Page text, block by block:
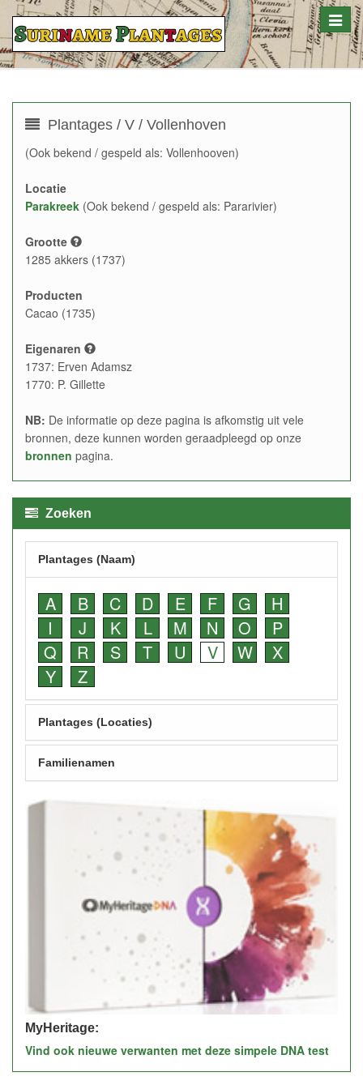
Toggle
Plantages / V / Vollenhoven
(Ook bekend / gespeld als: Vollenhooven)
Locatie
Parakreek (Ook bekend / gespeld als: Pararivier)
Grootte
1285 akkers (1737)
Producten
Cacao (1735)
Eigenaren
1737: Erven Adamsz
1770: P. Gillette
NB: De informatie op deze pagina is afkomstig uit vele
bronnen, deze kunnen worden geraadpleegd op onze
bronnen pagina.
Zoeken
Plantages (Naam)
A B C D E F G
H
I
J K L M N O
P
Q
R S T U V W
X
Y
Z
Plantages (Locaties)
Familienamen
MyHeritage:
Vind ook nieuwe verwanten met deze simpele DNA test